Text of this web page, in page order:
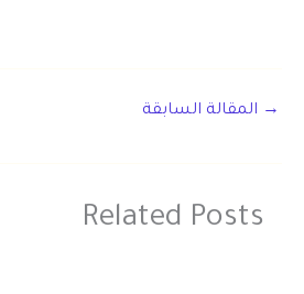
→ المقالة السابقة
Related Posts